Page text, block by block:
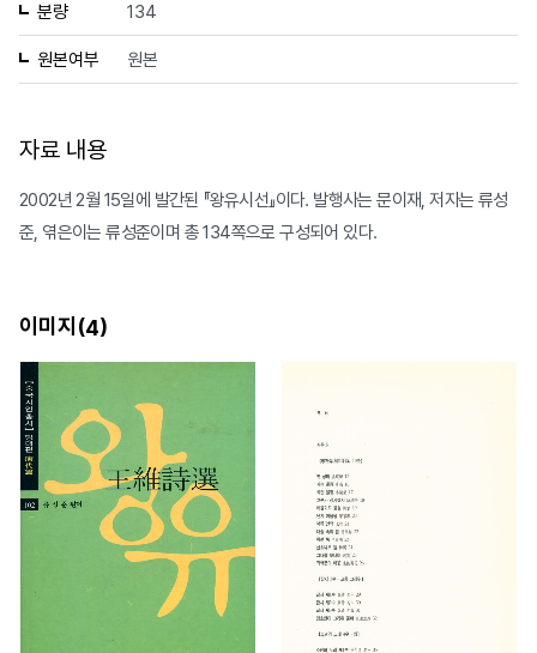
분량 134
원본여부 원본
자료 내용
2002년 2월 15일에 발간된 『왕유시선』이다. 발행사는 문이재, 저자는 류성
준, 엮은이는 류성준이며 총 134쪽으로 구성되어 있다.
이미지(4)